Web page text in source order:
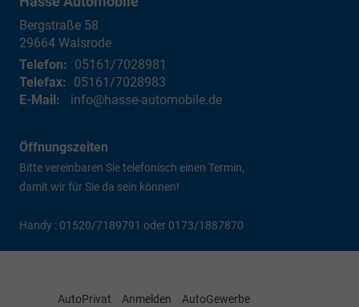
Bergstraße 58
29664 Walsrode
Telefon: 05161/7028981
Telefax: 05161/7028983
E-Mail:
info@hasse-automobile.de
Öffnungszeiten
Bitte vereinbaren Sie telefonisch einen Termin,
damit wir für Sie da sein können!
Handy : 01520/7189791 oder 0173/1887870
AutoPrivat Anmelden
AutoGewerbe